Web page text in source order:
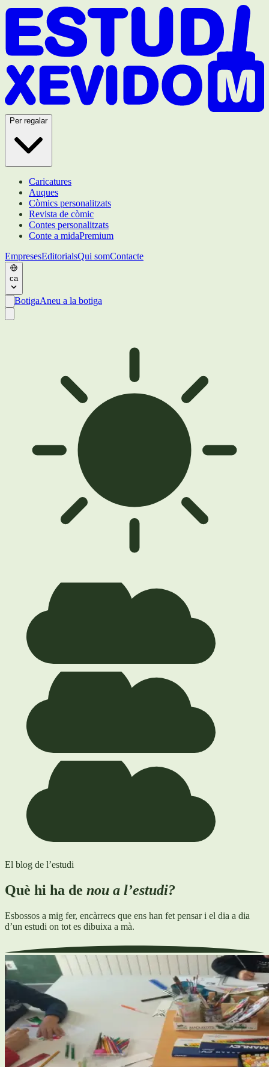
Per regalar
Caricatures
Auques
Còmics personalitzats
Revista de còmic
Contes personalitzats
Conte a midaPremium
EmpresesEditorialsQui somContacte
ca
BotigaAneu a la botiga
El blog de l’estudi
Què hi ha de nou a l’estudi?
Esbossos a mig fer, encàrrecs que ens han fet pensar i el dia a dia
d’un estudi on tot es dibuixa a mà.